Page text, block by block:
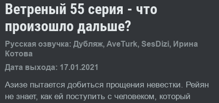
Ветреный 55 серия - что
произошло дальше?
Русская озвучка: Дубляж, AveTurk, SesDizi, Ирина
Котова
Дата выхода: 17.01.2021
Азизе пытается добиться прощения невестки. Рейян
не знает, как ей поступить с человеком, который